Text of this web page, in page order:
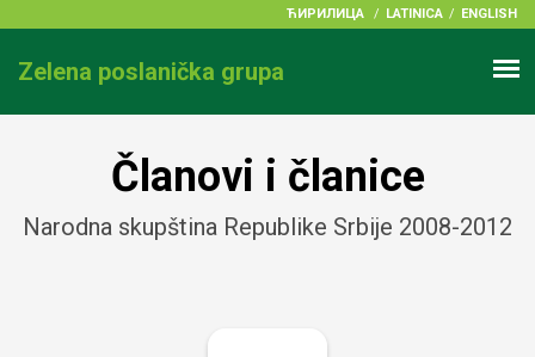
ЋИРИЛИЦА / LATINICA ENGLISH
Zelena poslanička grupa
Članovi i članice
Narodna skupština Republike Srbije 2008-2012